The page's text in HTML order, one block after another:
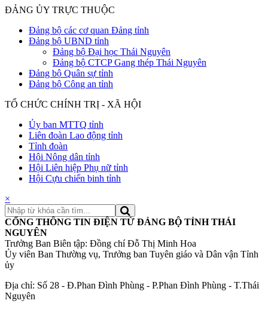
ĐẢNG ỦY TRỰC THUỘC
Đảng bộ các cơ quan Đảng tỉnh
Đảng bộ UBND tỉnh
Đảng bộ Đại học Thái Nguyên
Đảng bộ CTCP Gang thép Thái Nguyên
Đảng bộ Quân sự tỉnh
Đảng bộ Công an tỉnh
TỔ CHỨC CHÍNH TRỊ - XÃ HỘI
Ủy ban MTTQ tỉnh
Liên đoàn Lao động tỉnh
Tỉnh đoàn
Hội Nông dân tỉnh
Hội Liên hiệp Phụ nữ tỉnh
Hội Cựu chiến binh tỉnh
×
CỔNG THÔNG TIN ĐIỆN TỬ ĐẢNG BỘ TỈNH THÁI
NGUYÊN
Trưởng Ban Biên tập: Đồng chí Đỗ Thị Minh Hoa
Ủy viên Ban Thường vụ, Trưởng ban Tuyên giáo và Dân vận Tỉnh
ủy
Địa chỉ: Số 28 - Đ.Phan Đình Phùng - P.Phan Đình Phùng - T.Thái
Nguyên